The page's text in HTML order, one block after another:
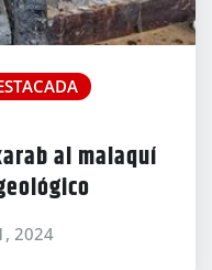
al malaquí
2024